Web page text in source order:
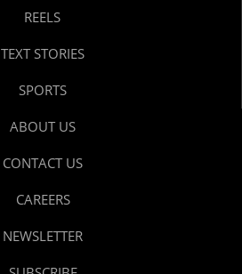
REELS
TEXT STORIES
SPORTS
ABOUT US
CONTACT US
CAREERS
NEWSLETTER